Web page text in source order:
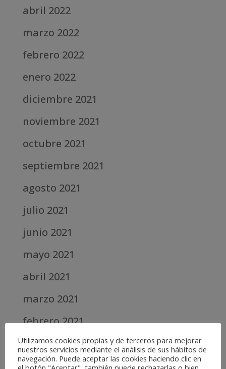
abril 2022
marzo 2022
febrero 2022
enero 2022
diciembre 2021
noviembre 2021
octubre 2021
septiembre 2021
agosto 2021
julio 2021
junio 2021
mayo 2021
abril 2021
marzo 2021
febrero 2021
diciembre 2020
abril 2020
Utilizamos cookies propias y de terceros para mejorar
nuestros servicios mediante el análisis de sus hábitos de
navegación. Puede aceptar las cookies haciendo clic en